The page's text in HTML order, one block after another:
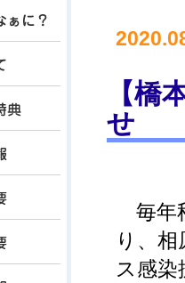
【橋
せ
毎年
り、
ス感